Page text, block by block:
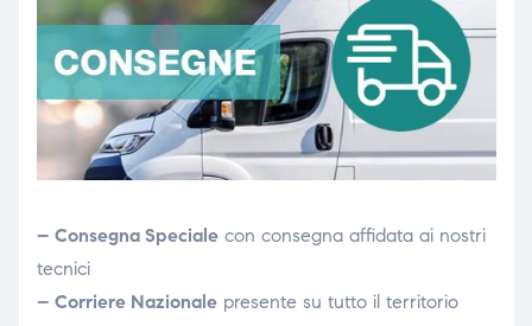
– Consegna Specialecon consegna affidata ai nostri
tecnici
– Corriere Nazionalepresente su tutto il territorio